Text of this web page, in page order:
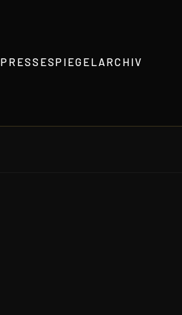
PRESSESPIEGELARCHIV